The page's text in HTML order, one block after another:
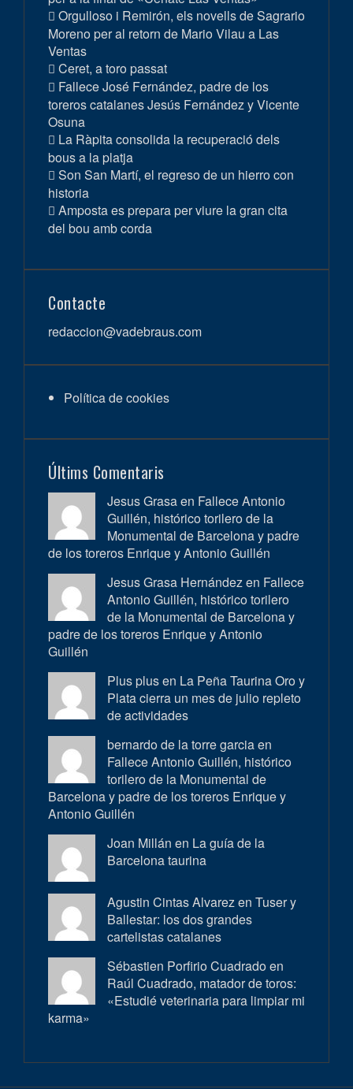
Orgulloso i Remirón, els novells de Sagrario
Moreno per al retorn de Mario Vilau a Las
Ventas
Ceret, a toro passat
Fallece José Fernández, padre de los
toreros catalanes Jesús Fernández y Vicente
Osuna
La Ràpita consolida la recuperació dels
bous a la platja
Son San Martí, el regreso de un hierro con
historia
Amposta es prepara per viure la gran cita
del bou amb corda
Contacte
redaccion@vadebraus.com
Política de cookies
Últims Comentaris
Jesus Grasa en Fallece Antonio
Guillén, histórico torilero de la
Monumental de Barcelona y padre
de los toreros Enrique y Antonio Guillén
Jesus Grasa Hernández en Fallece
Antonio Guillén, histórico torilero
de la Monumental de Barcelona y
padre de los toreros Enrique y Antonio
Guillén
Plus plus en La Peña Taurina Oro y
Plata cierra un mes de julio repleto
de actividades
bernardo de la torre garcia en
Fallece Antonio Guillén, histórico
torilero de la Monumental de
Barcelona y padre de los toreros Enrique y
Antonio Guillén
Joan Millán en La guía de la
Barcelona taurina
Agustin Cintas Alvarez en Tuser y
Ballestar: los dos grandes
cartelistas catalanes
Sébastien Porfirio Cuadrado en
Raúl Cuadrado, matador de toros:
«Estudié veterinaria para limpiar mi
karma»